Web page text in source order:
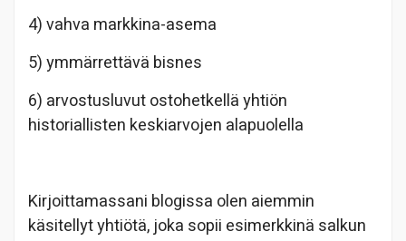
4) vahva markkina-asema
5) ymmärrettävä bisnes
6) arvostusluvut ostohetkellä yhtiön
historiallisten keskiarvojen alapuolella
Kirjoittamassani blogissa olen aiemmin
käsitellyt yhtiötä, joka sopii esimerkkinä salkun